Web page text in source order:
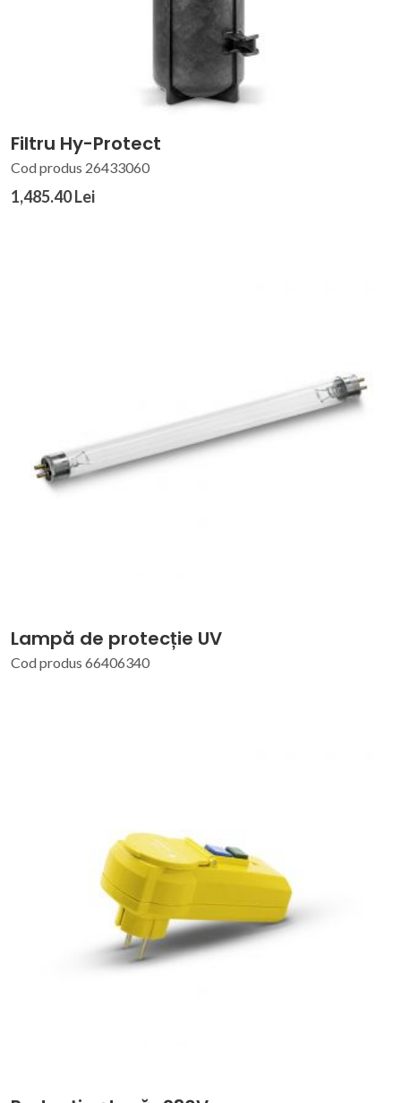
Filtru Hy-Protect
Cod produs 26433060
1,485.40 Lei
Lampă de protecție UV
Cod produs 66406340